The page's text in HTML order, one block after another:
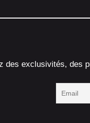
des exclusivités, des